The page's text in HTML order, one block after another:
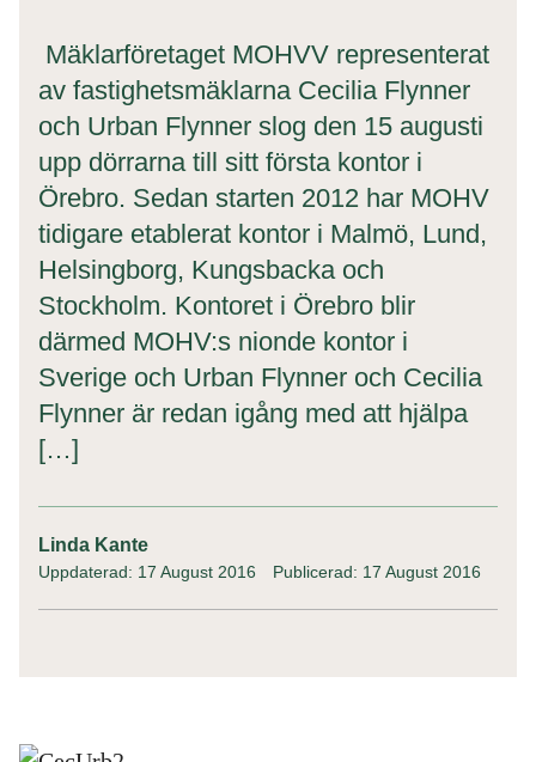
Mäklarföretaget MOHVV representerat
av fastighetsmäklarna Cecilia Flynner
och Urban Flynner slog den 15 augusti
upp dörrarna till sitt första kontor i
Örebro. Sedan starten 2012 har MOHV
tidigare etablerat kontor i Malmö, Lund,
Helsingborg, Kungsbacka och
Stockholm. Kontoret i Örebro blir
därmed MOHV:s nionde kontor i
Sverige och Urban Flynner och Cecilia
Flynner är redan igång med att hjälpa
[…]
Linda Kante
Uppdaterad: 17 August 2016 Publicerad: 17 August 2016